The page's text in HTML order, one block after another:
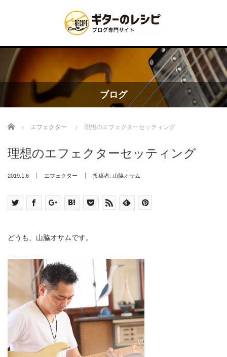
ブログ
Home エフェクター 理想のエフェクターセッティング
理想のエフェクターセッティング
2019.1.6 エフェクター 投稿者: 山脇オサム
どうも、山脇オサムです。